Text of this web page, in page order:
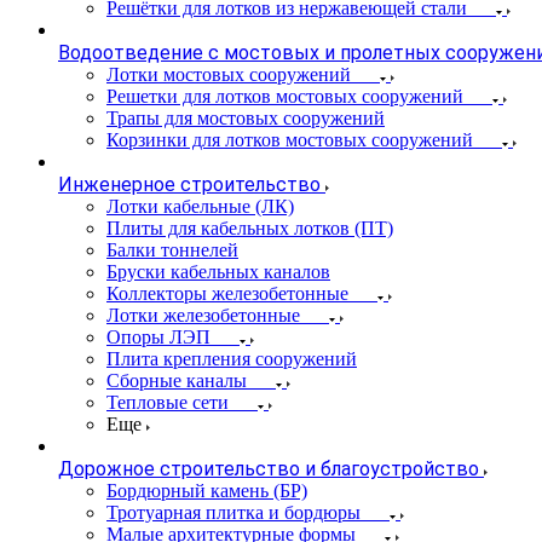
Решётки для лотков из нержавеющей стали
Водоотведение с мостовых и пролетных
Лотки мостовых сооружений
Решетки для лотков мостовых сооружений
Трапы для мостовых сооружений
Корзинки для лотков мостовых сооружений
Инженерное строительство
Лотки кабельные (ЛК)
Плиты для кабельных лотков (ПТ)
Балки тоннелей
Бруски кабельных каналов
Коллекторы железобетонные
Лотки железобетонные
Опоры ЛЭП
Плита крепления сооружений
Сборные каналы
Тепловые сети
Еще
Дорожное строительство и благоустройство
Бордюрный камень (БР)
Тротуарная плитка и бордюры
Малые архитектурные формы